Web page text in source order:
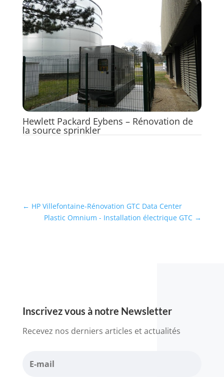
Hewlett Packard Eybens – Rénovation de
la source sprinkler
← HP Villefontaine-Rénovation GTC Data Center
Plastic Omnium - Installation électrique GTC →
Inscrivez vous à notre Newsletter
Recevez nos derniers articles et actualités